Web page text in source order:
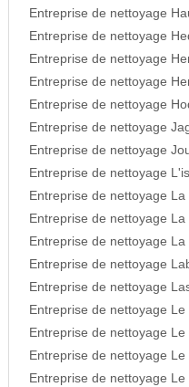
Entreprise de nettoyage
Entreprise de nettoyage
Entreprise de nettoyage
Entreprise de nettoyage
Entreprise de nettoyage
Entreprise de nettoyage
Entreprise de nettoyage
Entreprise de nettoyage
Entreprise de nettoyage
Entreprise de nettoyage
Entreprise de nettoyage
Entreprise de nettoyage
Entreprise de nettoyage
Entreprise de nettoyage
Entreprise de nettoyage
Entreprise de nettoyage
Entreprise de nettoyage